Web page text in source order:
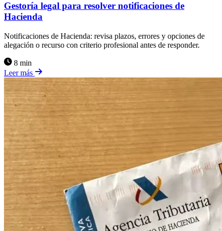
Gestoría legal para resolver notificaciones de
Hacienda
Notificaciones de Hacienda: revisa plazos, errores y opciones de
alegación o recurso con criterio profesional antes de responder.
8 min
Leer más